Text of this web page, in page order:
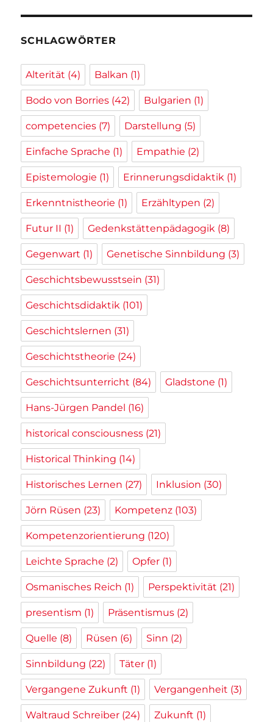
SCHLAGWÖRTER
Alterität (4) Balkan (1)
Bodo von Borries (42) Bulgarien (1)
competencies (7) Darstellung (5)
Einfache Sprache (1) Empathie (2)
Epistemologie (1) Erinnerungsdidaktik (1)
Erkenntnistheorie (1) Erzähltypen (2)
Futur II (1) Gedenkstättenpädagogik (8)
Gegenwart (1) Genetische Sinnbildung (3)
Geschichtsbewusstsein (31)
Geschichtsdidaktik (101)
Geschichtslernen (31)
Geschichtstheorie (24)
Geschichtsunterricht (84) Gladstone (1)
Hans-Jürgen Pandel (16)
historical consciousness (21)
Historical Thinking (14)
Historisches Lernen (27) Inklusion (30)
Jörn Rüsen (23) Kompetenz (103)
Kompetenzorientierung (120)
Leichte Sprache (2) Opfer (1)
Osmanisches Reich (1) Perspektivität (21)
presentism (1) Präsentismus (2)
Quelle (8) Rüsen (6) Sinn (2)
Sinnbildung (22) Täter (1)
Vergangene Zukunft (1) Vergangenheit (3)
Waltraud Schreiber (24) Zukunft (1)